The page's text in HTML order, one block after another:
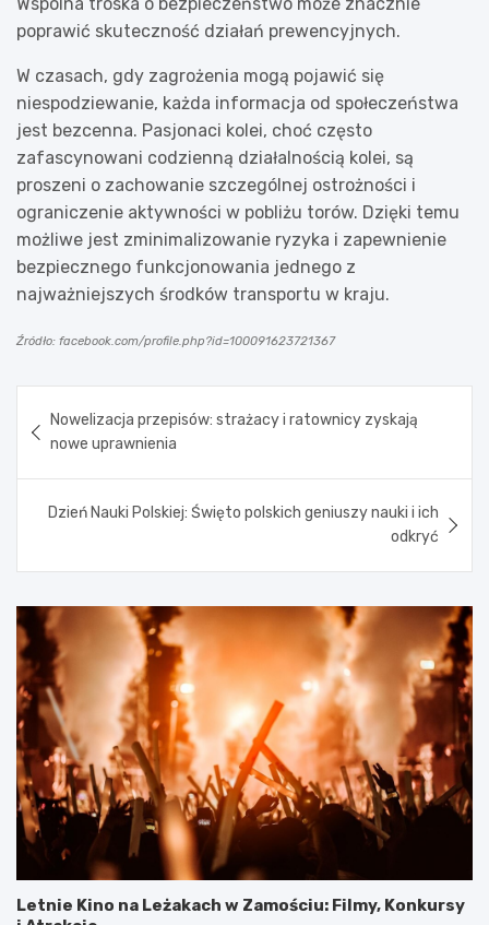
poprawić skuteczność działań prewencyjnych.
W czasach, gdy zagrożenia mogą pojawić się
niespodziewanie, każda informacja od społeczeństwa
jest bezcenna. Pasjonaci kolei, choć często
zafascynowani codzienną działalnością kolei, są
proszeni o zachowanie szczególnej ostrożności i
ograniczenie aktywności w pobliżu torów. Dzięki temu
możliwe jest zminimalizowanie ryzyka i zapewnienie
bezpiecznego funkcjonowania jednego z
najważniejszych środków transportu w kraju.
Źródło: facebook.com/profile.php?id=100091623721367
wpisu
Nowelizacja przepisów: strażacy i ratownicy zyskają
nowe uprawnienia
Dzień Nauki Polskiej: Święto polskich geniuszy nauki i ich
odkryć
Letnie Kino na Leżakach w Zamościu: Filmy, Konkursy